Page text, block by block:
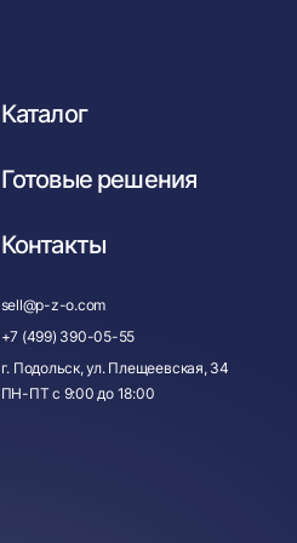
Каталог
Готовые решения
Контакты
sell@p-z-o.com
+7 (499) 390-05-55
г. Подольск, ул. Плещеевская, 34
ПН-ПТ с 9:00 до 18:00